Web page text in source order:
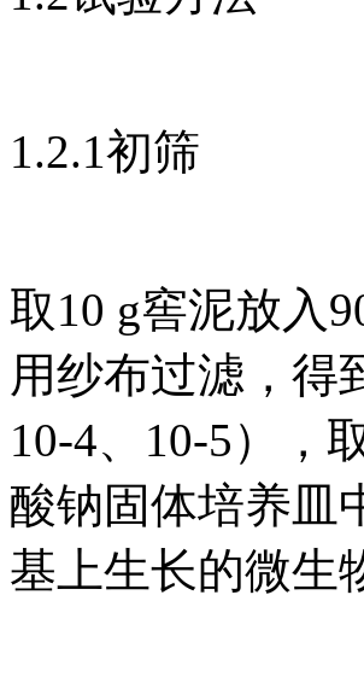
1.2.1初筛
取10 g窖泥放入
用纱布过滤，得
10-4、10-5），
酸钠固体培养皿
基上生长的微生